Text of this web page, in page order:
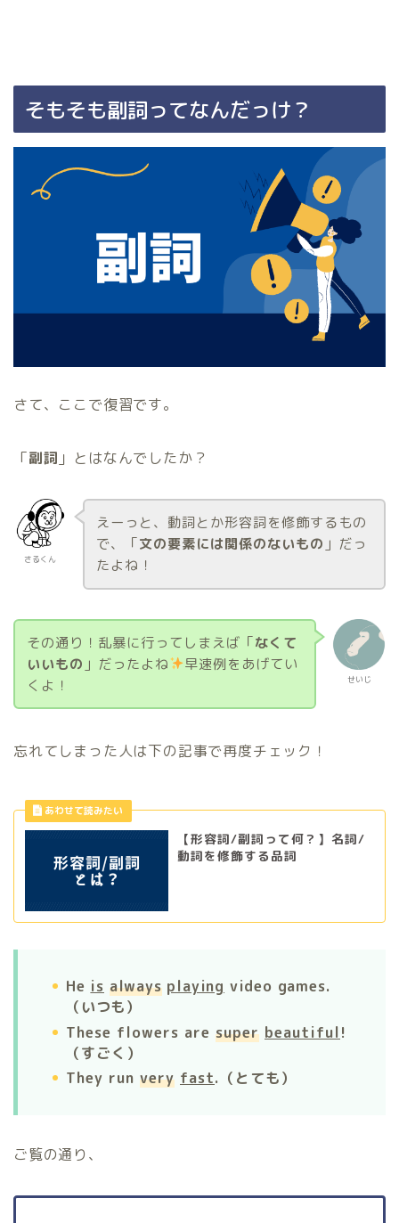
そもそも副詞ってなんだっけ？
さて、ここで復習です。
「副詞 」とはなんでしたか？
さるくん
えーっと、動詞とか形容詞を修飾するもの
で、「文の要素には関係のないもの 」だっ
たよね！
せいじ
その通り！乱暴に行ってしまえば「なくて
いいもの 」だったよね
早速例をあげてい
くよ！
忘れてしまった人は下の記事で再度チェック！
【形容詞/副詞って何？】名詞/
動詞を修飾する品詞
He is always playing video games.
（いつも）
These flowers are super beautiful!
（すごく）
They run very fast.（とても）
ご覧の通り、